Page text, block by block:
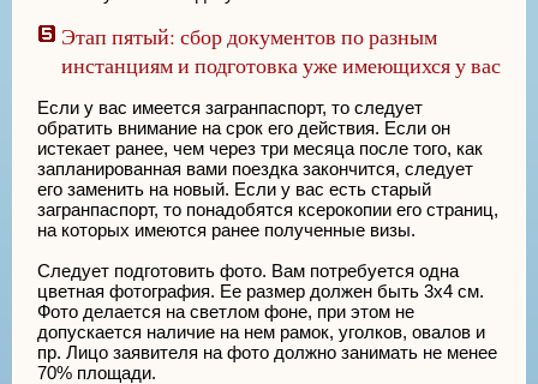
Этап пятый: сбор документов по разным
инстанциям и подготовка уже имеющихся у вас
Если у вас имеется загранпаспорт, то следует
обратить внимание на срок его действия. Если он
истекает ранее, чем через три месяца после того, как
запланированная вами поездка закончится, следует
его заменить на новый. Если у вас есть старый
загранпаспорт, то понадобятся ксерокопии его страниц,
на которых имеются ранее полученные визы.
Следует подготовить фото. Вам потребуется одна
цветная фотография. Ее размер должен быть 3х4 см.
Фото делается на светлом фоне, при этом не
допускается наличие на нем рамок, уголков, овалов и
пр. Лицо заявителя на фото должно занимать не менее
70% площади.